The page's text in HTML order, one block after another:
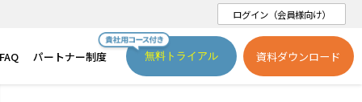
ログイン（会員様向け）
パートナー制度 無料トライアル 資料ダウンロード